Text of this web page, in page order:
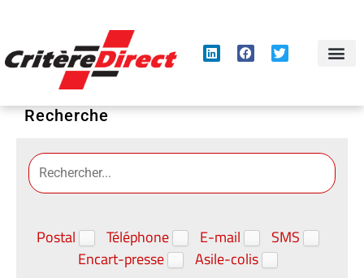
Recherche
Postal Téléphone E-mail
SMS
Encart-presse
Asile-colis